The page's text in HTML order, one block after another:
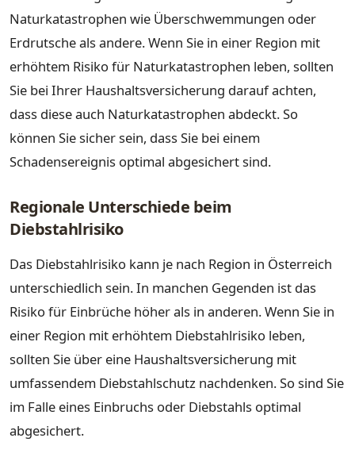
Naturkatastrophen wie Überschwemmungen oder
Erdrutsche als andere. Wenn Sie in einer Region mit
erhöhtem Risiko für Naturkatastrophen leben, sollten
Sie bei Ihrer Haushaltsversicherung darauf achten,
dass diese auch Naturkatastrophen abdeckt. So
können Sie sicher sein, dass Sie bei einem
Schadensereignis optimal abgesichert sind.
Regionale Unterschiede beim
Diebstahlrisiko
Das Diebstahlrisiko kann je nach Region in Österreich
unterschiedlich sein. In manchen Gegenden ist das
Risiko für Einbrüche höher als in anderen. Wenn Sie in
einer Region mit erhöhtem Diebstahlrisiko leben,
sollten Sie über eine Haushaltsversicherung mit
umfassendem Diebstahlschutz nachdenken. So sind Sie
im Falle eines Einbruchs oder Diebstahls optimal
abgesichert.